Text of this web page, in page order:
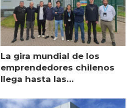
La gira mundial de los
emprendedores chilenos
llega hasta las
Escocia